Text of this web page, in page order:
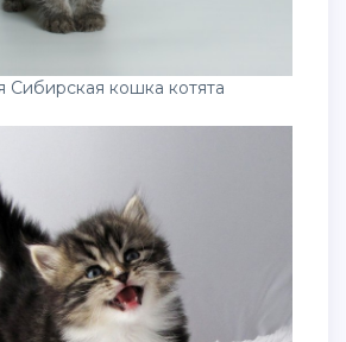
Сибирская кошка котята